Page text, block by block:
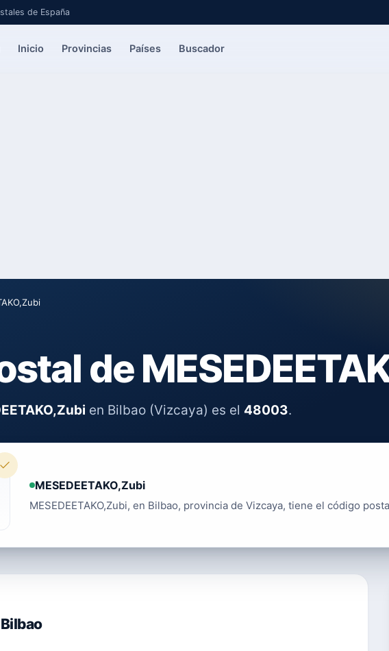
de España
Inicio Provincias Países Buscador
de
en Bilbao (Vizcaya) es el 48003.
MESEDEETAKO,Zubi
MESEDEETAKO,Zubi, en Bilbao, provincia de Vizcaya, tiene el código